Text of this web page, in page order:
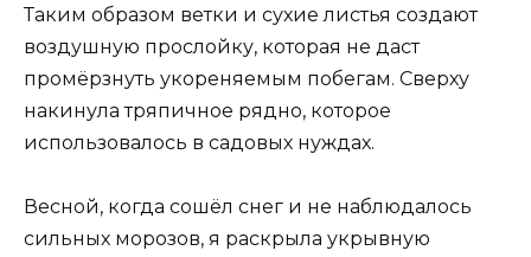
Таким образом ветки и сухие листья создают
воздушную прослойку, которая не даст
промёрзнуть укореняемым побегам. Сверху
накинула тряпичное рядно, которое
использовалось в садовых нуждах.
Весной, когда сошёл снег и не наблюдалось
сильных морозов, я раскрыла укрывную